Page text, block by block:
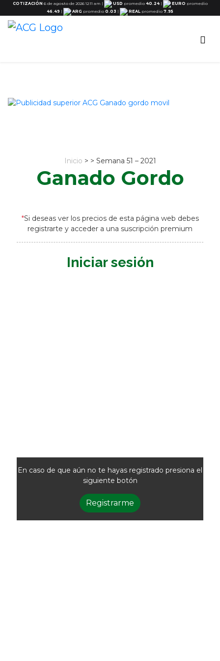
COTIZACIÓN 6 de agosto de 2026 12:11 am | USD promedio 40.24 | EURO promedio
46.49 | ARG promedio 0.03 | REAL promedio 7.95
Inicio > > Semana 51 – 2021
Ganado Gordo
*Si deseas ver los precios de esta página web debes
registrarte y acceder a una suscripción premium
Iniciar sesión
En caso de que aún no te hayas registrado presiona el
siguiente botón
Registrarme